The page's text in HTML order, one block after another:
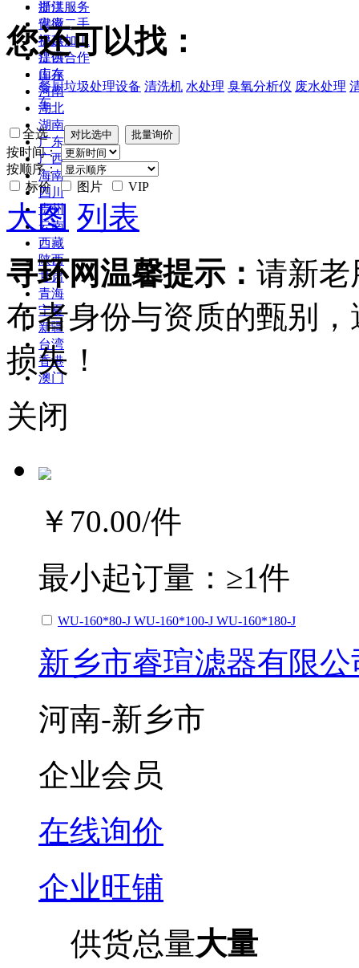
浙江
安徽
福建
江西
山东
河南
湖北
湖南
广东
广西
海南
四川
贵州
云南
西藏
陕西
甘肃
青海
宁夏
新疆
台湾
香港
澳门
提供服务
供应二手
提供加工
提供合作
库存
您还可以找：
餐厨垃圾处理设备 清洗机 水处理 臭氧分析仪 废水处理
车
全选
按时间：
按顺序：
标价
图片 VIP
大图 列表
寻环网温馨提示： 请新老
布者身份与资质的甄别
损失！
关闭
￥70.00/件
最小起订量： ≥1件
WU-160*80-J WU-160*100-J WU-160*180-J
新乡市睿瑄滤器有限公
河南-新乡市
企业会员
在线询价
企业旺铺
供货总量大量